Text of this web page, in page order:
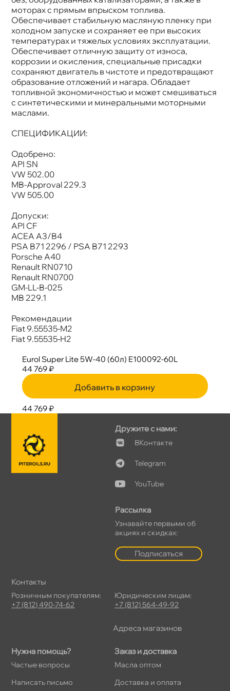
моторах с прямым впрыском топлива.
Обеспечивает стабильную масляную пленку при
холодном запуске и сохраняет ее при высоких
температурах и тяжелых условиях эксплуатации.
Обеспечивает отличную защиту от износа,
коррозии и окисления, специальные присадки
сохраняют двигатель в чистоте и предотвращают
образование отложений и нагара. Обладает
топливной экономичностью и может смешиваться
с синтетическими и минеральными моторными
маслами.
СПЕЦИФИКАЦИИ:
Одобрено:
API SN
VW 502.00
MB-Approval 229.3
VW 505.00
Допуски:
API CF
ACEA A3/B4
PSA B71 2296 / PSA B71 2293
Porsche A40
Renault RN0710
Renault RN0700
GM-LL-B-025
MB 229.1
Рекомендации
Fiat 9.55535-M2
Fiat 9.55535-H2
Применение
Двигатель
Eurol Super Lite 5W-40 (60л) E100092-60L
44 769 ₽
Добавить в корзину
44 769 ₽
Нужна помощь?
Частые вопросы
Написать письмо
Заказ и доставка
Масла оптом
Доставка и оплата
Дружите с нами:
Контакте
Telegram
YouTube
Рассылка
Узнавайте первыми о
акциях и скидках:
Подписаться
Контакты
Розничным покупателям:
+7 (812) 490-74-62
Юридическим лицам:
+7 (812) 564-49-92
Адреса магазино